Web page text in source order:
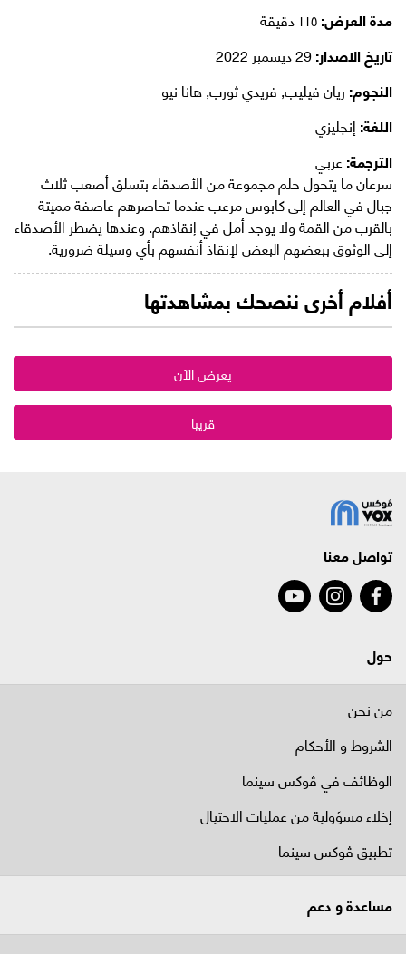
مدة العرض:
تاريخ الاصدار:
النجوم:ريان فيليب, فريدي ثورب, هانا نيو
اللغة:إنجليزي
الترجمة:عربي
سرعان ما يتحول حلم مجموعة من الأصدقاء بتسلق أصعب ثلاث
جبال في العالم إلى كابوس مرعب عندما تحاصرهم عاصفة مميتة
بالقرب من القمة ولا يوجد أمل في إنقاذهم. وعندها يضطر الأصدقاء
إلى الوثوق ببعضهم البعض لإنقاذ أنفسهم بأي وسيلة ضرورية.
أفلام أخرى ننصحك بمشاهدتها
يعرض الآن
قريبا
تواصل معنا
حول
من نحن
الشروط و الأحكام
الوظائف في ﭬوكس سينما
إخلاء مسؤولية من عمليات الاحتيال
تطبيق ڤوكس سينما
مساعدة و دعم